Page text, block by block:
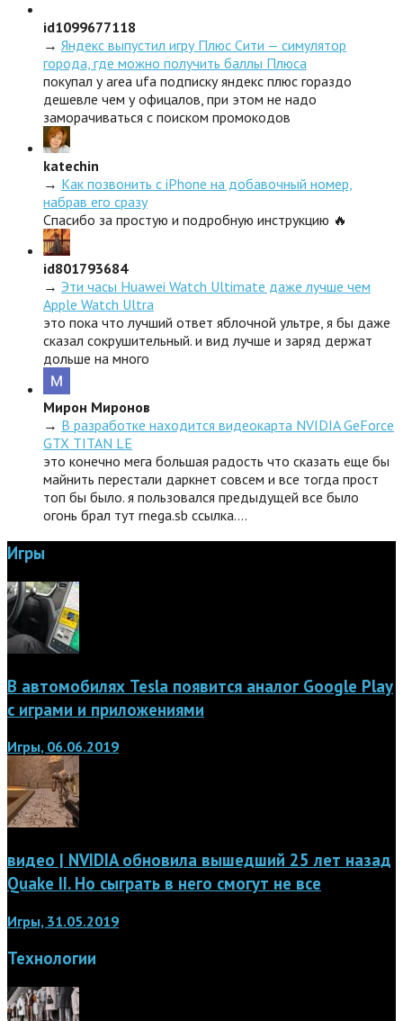
id1099677118
→ Яндекс выпустил игру Плюс Сити — симулятор
города, где можно получить баллы Плюса
покупал у area ufa подписку яндекс плюс гораздо
дешевле чем у офицалов, при этом не надо
заморачиваться с поиском промокодов
katechin
→ Как позвонить с iPhone на добавочный номер,
набрав его сразу
Спасибо за простую и подробную инструкцию 🔥
id801793684
→ Эти часы Huawei Watch Ultimate даже лучше чем
Apple Watch Ultra
это пока что лучший ответ яблочной ультре, я бы даже
сказал сокрушительный. и вид лучше и заряд держат
дольше на много
Мирон Миронов
→ В разработке находится видеокарта NVIDIA GeForce
GTX TITAN LE
это конечно мега большая радость что сказать еще бы
майнить перестали даркнет совсем и все тогда прост
топ бы было. я пользовался предыдущей все было
огонь брал тут rnega.sb ссылка.…
Игры
В автомобилях Tesla появится аналог Google Play
с играми и приложениями
Игры, 06.06.2019
видео | NVIDIA обновила вышедший 25 лет назад
Quake II. Но сыграть в него смогут не все
Игры, 31.05.2019
Технологии